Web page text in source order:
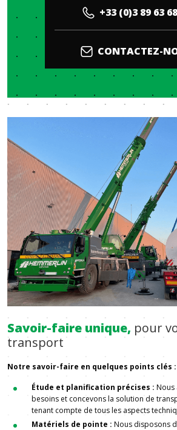
+33 (0)3 89 63
CONTACTEZ-
Savoir-faire unique, pour
transport
Notre savoir-faire en quelques points clés :
Étude et planification précises : Nous
besoins et concevons la solution de
tenant compte de tous les aspects
Matériels de pointe : Nous disposons